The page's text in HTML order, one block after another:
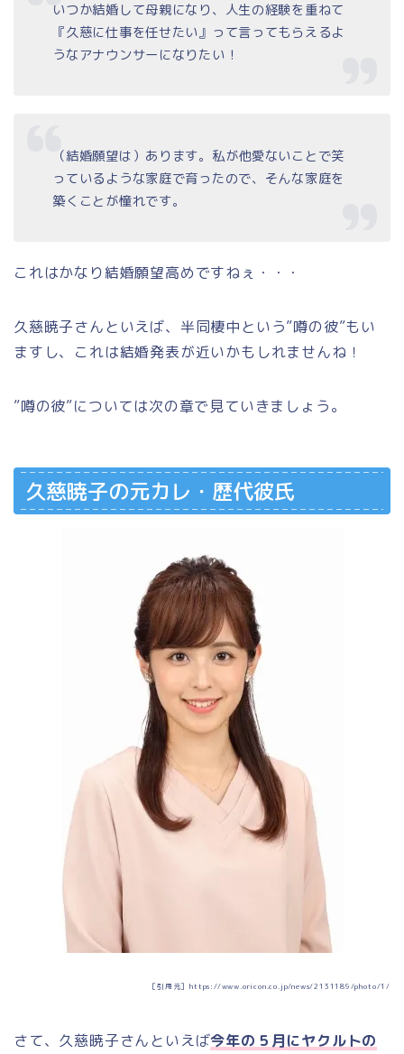
いつか結婚して母親になり、人生の経験を重ねて
『久慈に仕事を任せたい』って言ってもらえるよ
うなアナウンサーになりたい！
（結婚願望は）あります。私が他愛ないことで笑
っているような家庭で育ったので、そんな家庭を
築くことが憧れです。
これはかなり結婚願望高めですねぇ・・・
久慈暁子さんといえば、半同棲中という”噂の彼”もい
ますし、これは結婚発表が近いかもしれませんね！
”噂の彼”については次の章で見ていきましょう。
久慈暁子の元カレ・歴代彼氏
［引用元］https://www.oricon.co.jp/news/2131189/photo/1/
さて、久慈暁子さんといえば今年の５月にヤクルトの